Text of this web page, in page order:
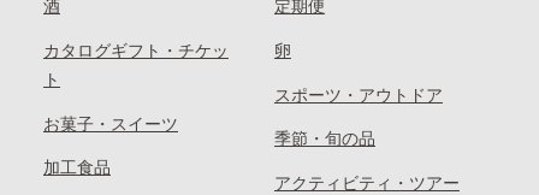
酒
カタログギフト・チケッ
ト
お菓子・スイーツ
加工食品
定期便
卵
スポーツ・アウトドア
季節・旬の品
アクティビティ・ツアー